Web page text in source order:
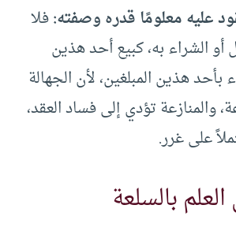
فلا
الشراء به، كبيع أحد هذين
بأحد هذين المبلغين، لأن الجهالة
والمنازعة تؤدي إلى فساد العقد،
على غرر.
بالسلعة